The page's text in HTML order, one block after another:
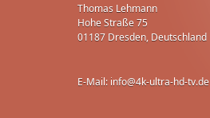
Thomas Lehmann
Hohe Straße 75
01187 Dresden, Deutschland
E-Mail: info@4k-ultra-hd-tv.de